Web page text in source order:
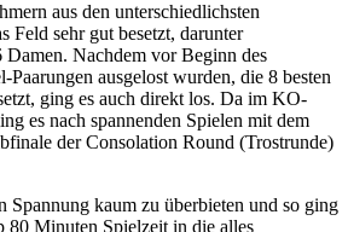
aus den unterschiedlichsten
Feld sehr gut besetzt, darunter
Damen. Nachdem vor Beginn des
ausgelost wurden, die 8 besten
ging es auch direkt los. Da im KO-
es nach spannenden Spielen mit dem
der Consolation Round (Trostrunde)
Spannung kaum zu überbieten und so ging
80 Minuten Spielzeit in die alles